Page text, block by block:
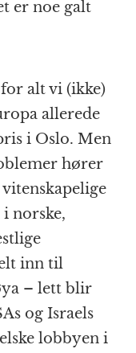
er noe galt
alt vi (ikke)
allerede
i Oslo. Men
hører
i norske,
inn til
– lett blir
og Israels
lobbyen i